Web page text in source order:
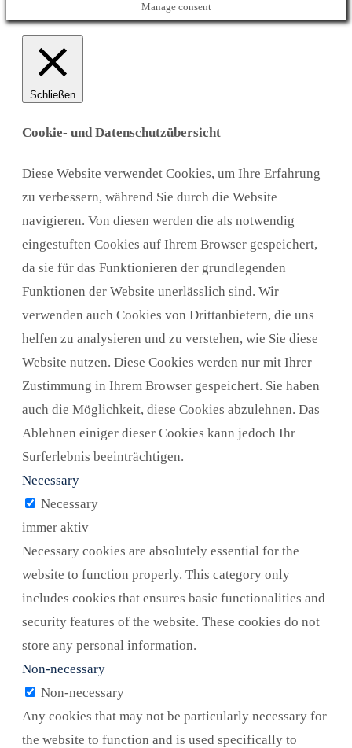
Manage consent
Schließen
Cookie- und Datenschutzübersicht
Diese Website verwendet Cookies, um Ihre Erfahrung
zu verbessern, während Sie durch die Website
navigieren. Von diesen werden die als notwendig
eingestuften Cookies auf Ihrem Browser gespeichert,
da sie für das Funktionieren der grundlegenden
Funktionen der Website unerlässlich sind. Wir
verwenden auch Cookies von Drittanbietern, die uns
helfen zu analysieren und zu verstehen, wie Sie diese
Website nutzen. Diese Cookies werden nur mit Ihrer
Zustimmung in Ihrem Browser gespeichert. Sie haben
auch die Möglichkeit, diese Cookies abzulehnen. Das
Ablehnen einiger dieser Cookies kann jedoch Ihr
Surferlebnis beeinträchtigen.
Necessary
Necessary
immer aktiv
Necessary cookies are absolutely essential for the
website to function properly. This category only
includes cookies that ensures basic functionalities and
security features of the website. These cookies do not
store any personal information.
Non-necessary
Non-necessary
Any cookies that may not be particularly necessary for
the website to function and is used specifically to